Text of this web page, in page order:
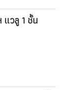
แวลู 1 ชั้น